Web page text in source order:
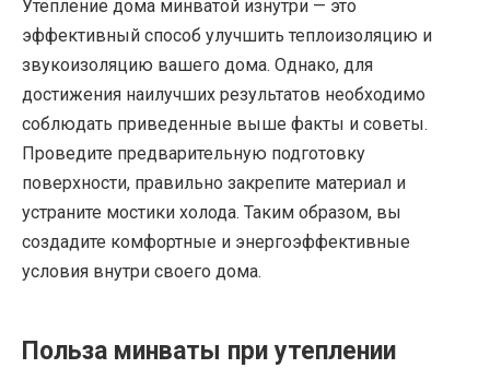
Утепление дома минватой изнутри — это
эффективный способ улучшить теплоизоляцию и
звукоизоляцию вашего дома. Однако, для
достижения наилучших результатов необходимо
соблюдать приведенные выше факты и советы.
Проведите предварительную подготовку
поверхности, правильно закрепите материал и
устраните мостики холода. Таким образом, вы
создадите комфортные и энергоэффективные
условия внутри своего дома.
Польза минваты при утеплении